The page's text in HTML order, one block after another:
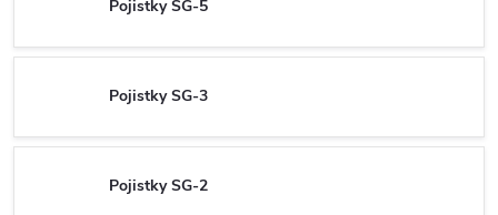
Pojistky SG-5
Pojistky SG-3
Pojistky SG-2